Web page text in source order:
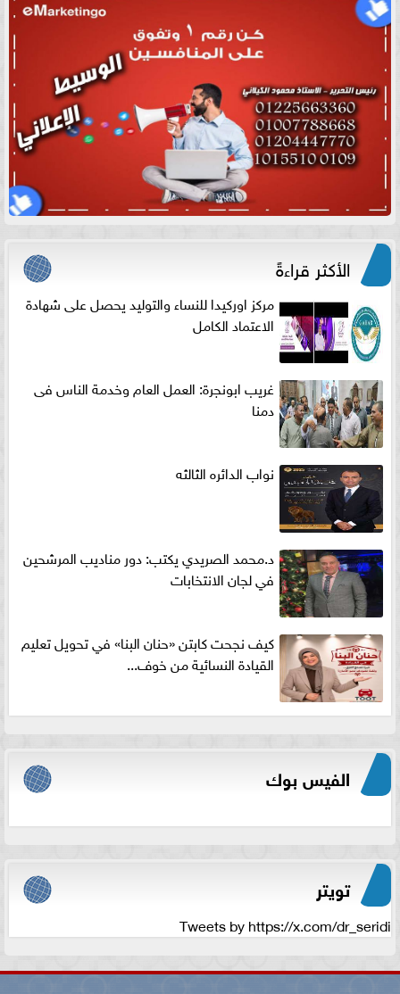
الأكثر قراءةً
مركز اوركيدا للنساء والتوليد يحصل على شهادة
الاعتماد الكامل
غريب ابونجرة: العمل العام وخدمة الناس فى
دمنا
نواب الدائره الثالثه
د.محمد الصريدي يكتب: دور مناديب المرشحين
في لجان الانتخابات
كيف نجحت كابتن «حنان البنا» في تحويل تعليم
القيادة النسائية من خوف...
الفيس بوك
تويتر
Tweets by https://x.com/dr_seridi